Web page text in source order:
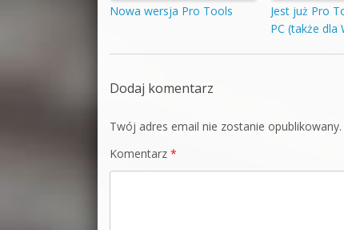
Nowa wersja Pro Tools
Jest już Pro
PC (także dla
Dodaj komentarz
Twój adres email nie zostanie opublikowany.
Komentarz *